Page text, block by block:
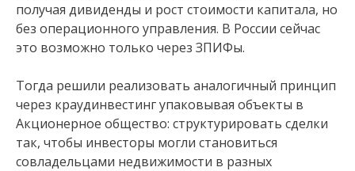
получая дивиденды и рост стоимости капитала, но
без операционного управления. В России сейчас
это возможно только через ЗПИФы.
Тогда решили реализовать аналогичный принцип
через краудинвестинг упаковывая объекты в
Акционерное общество: структурировать сделки
так, чтобы инвесторы могли становиться
совладельцами недвижимости в разных